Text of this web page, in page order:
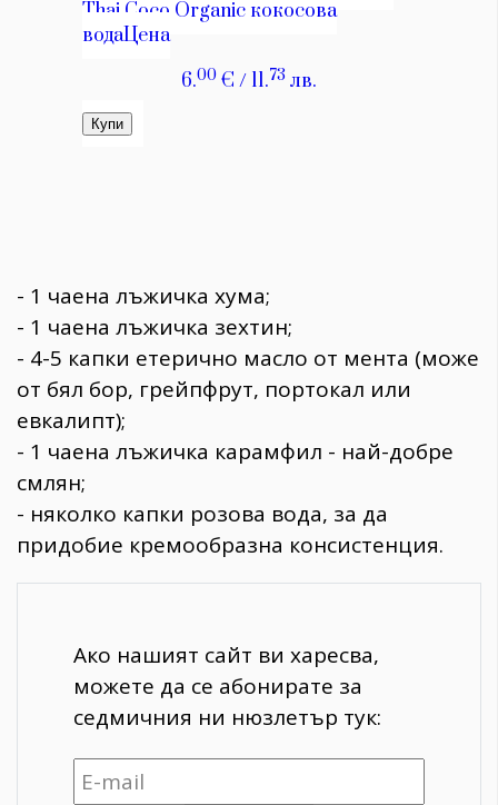
- 1 чаена лъжичка хума;
- 1 чаена лъжичка зехтин;
- 4-5 капки етерично масло от мента (може
от бял бор, грейпфрут, портокал или
евкалипт);
- 1 чаена лъжичка карамфил - най-добре
смлян;
- няколко капки розова вода, за да
придобие кремообразна консистенция.
Ако нашият сайт ви харесва,
можете да се абонирате за
седмичния ни нюзлетър тук: